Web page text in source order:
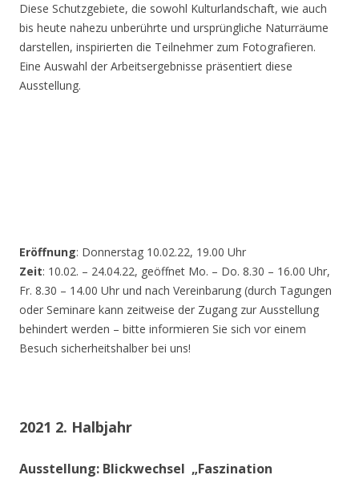
Diese Schutzgebiete, die sowohl Kulturlandschaft, wie auch
bis heute nahezu unberührte und ursprüngliche Naturräume
darstellen, inspirierten die Teilnehmer zum Fotografieren.
Eine Auswahl der Arbeitsergebnisse präsentiert diese
Ausstellung.
Eröffnung: Donnerstag 10.02.22, 19.00 Uhr
Zeit: 10.02. – 24.04.22, geöffnet Mo. – Do. 8.30 – 16.00 Uhr,
Fr. 8.30 – 14.00 Uhr und nach Vereinbarung (durch Tagungen
oder Seminare kann zeitweise der Zugang zur Ausstellung
behindert werden – bitte informieren Sie sich vor einem
Besuch sicherheitshalber bei uns!
2021 2. Halbjahr
Ausstellung: Blickwechsel „Faszination